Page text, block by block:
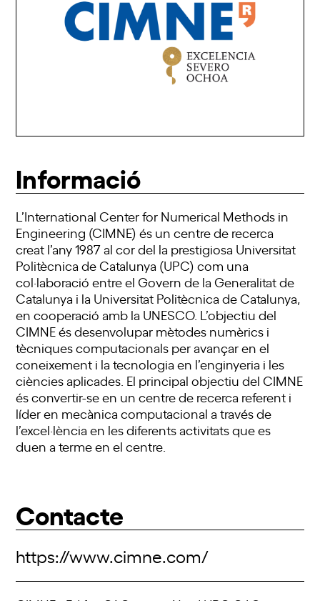
Informació
L’International Center for Numerical Methods in
Engineering (CIMNE) és un centre de recerca
creat l’any 1987 al cor del la prestigiosa Universitat
Politècnica de Catalunya (UPC) com una
col·laboració entre el Govern de la Generalitat de
Catalunya i la Universitat Politècnica de Catalunya,
en cooperació amb la UNESCO. L’objectiu del
CIMNE és desenvolupar mètodes numèrics i
tècniques computacionals per avançar en el
coneixement i la tecnologia en l’enginyeria i les
ciències aplicades. El principal objectiu del CIMNE
és convertir-se en un centre de recerca referent i
líder en mecànica computacional a través de
l’excel·lència en les diferents activitats que es
duen a terme en el centre.
Contacte
https://www.cimne.com/